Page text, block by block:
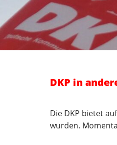
DKP in
Die DKP bietet
wurden.